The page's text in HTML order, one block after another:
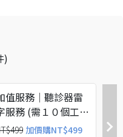
)
值服務｜聽診器雷
服務 (需１０個工作
限制：中文3字
加價購NT$499